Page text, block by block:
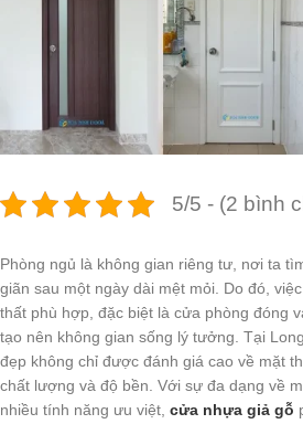
5/5 - (2 bình
Phòng ngủ là không gian riêng tư, nơi ta
giãn sau một ngày dài mệt mỏi. Do đó,
thất phù hợp, đặc biệt là cửa phòng đóng
tạo nên không gian sống lý tưởng. Tại
đẹp không chỉ được đánh giá cao về mặt
chất lượng và độ bền. Với sự đa dạng về
nhiều tính năng ưu việt, cửa nhựa giả gỗ